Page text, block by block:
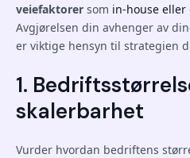
veiefaktorer som in-house eller
Avgjørelsen din avhenger av
er viktige hensyn til strategien
1.
skalerbarhet
Vurder hvordan bedriftens